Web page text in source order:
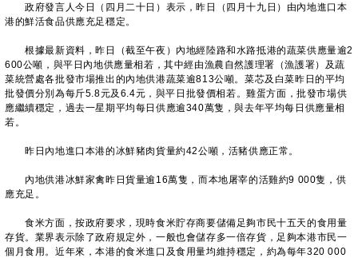
政府發言人今日（四月二十日）表示，昨日（四月十九日）由內地進口本
港的鮮活食品供應充足穩定。
根據最新資料，昨日（截至午夜）內地經陸路和水路抵港的蔬菜供應量逾2
600公噸，與平日內地供應量相若，其中經由漁農自然護理署（漁護署）及蔬
菜統營處各批發市場推出的內地供港蔬菜逾813公噸。菜芯及白菜昨日的平均
批發價分別為每斤5.8元及6.4元，與平日批發價相若。雞蛋方面，批發市場供
應繼續穩定，過去一星期平均每日供應逾340萬隻，與去年平均每日供應量相
若。
昨日內地進口本港的冰鮮豬肉貨量約42公噸，活豬供應正常。
內地供港冰鮮家禽昨日貨量逾16萬隻，而本地屠宰的活雞約9 000隻，供
應充足。
食米方面，按政府要求，現時食米貯存商要儲備足夠市民十五天的食用量
存貨。業界表示除了政府規定外，一般也會儲存多一倍存貨，足夠本港市民一
個月食用。近年來，本港的食米進口及食用量均維持穩定，約為每年320 000